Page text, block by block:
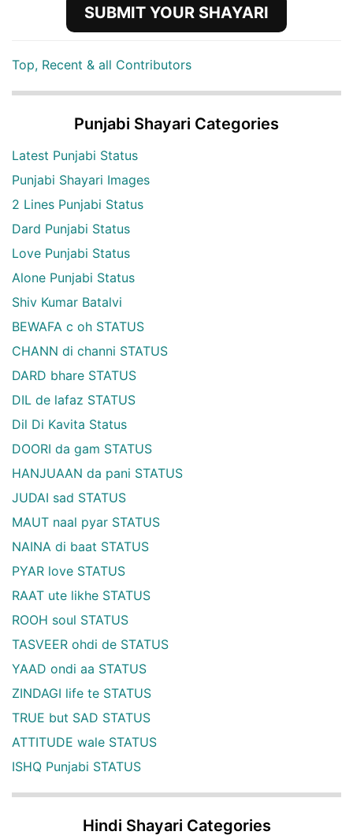
SUBMIT YOUR SHAYARI
Top, Recent & all Contributors
Punjabi Shayari Categories
Latest Punjabi Status
Punjabi Shayari Images
2 Lines Punjabi Status
Dard Punjabi Status
Love Punjabi Status
Alone Punjabi Status
Shiv Kumar Batalvi
BEWAFA c oh STATUS
CHANN di channi STATUS
DARD bhare STATUS
DIL de lafaz STATUS
Dil Di Kavita Status
DOORI da gam STATUS
HANJUAAN da pani STATUS
JUDAI sad STATUS
MAUT naal pyar STATUS
NAINA di baat STATUS
PYAR love STATUS
RAAT ute likhe STATUS
ROOH soul STATUS
TASVEER ohdi de STATUS
YAAD ondi aa STATUS
ZINDAGI life te STATUS
TRUE but SAD STATUS
ATTITUDE wale STATUS
ISHQ Punjabi STATUS
Hindi Shayari Categories